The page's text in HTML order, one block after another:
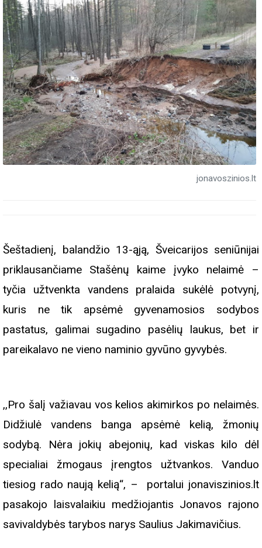
jonavoszinios.lt
Šeštadienį, balandžio 13-ąją, Šveicarijos seniūnijai
priklausančiame Stašėnų kaime įvyko nelaimė –
tyčia užtvenkta vandens pralaida sukėlė potvynį,
kuris ne tik apsėmė gyvenamosios sodybos
pastatus, galimai sugadino pasėlių laukus, bet ir
pareikalavo ne vieno naminio gyvūno gyvybės.
,,Pro šalį važiavau vos kelios akimirkos po nelaimės.
Didžiulė vandens banga apsėmė kelią, žmonių
sodybą. Nėra jokių abejonių, kad viskas kilo dėl
specialiai žmogaus įrengtos užtvankos. Vanduo
tiesiog rado naują kelią“, – portalui jonaviszinios.lt
pasakojo laisvalaikiu medžiojantis Jonavos rajono
savivaldybės tarybos narys Saulius Jakimavičius.